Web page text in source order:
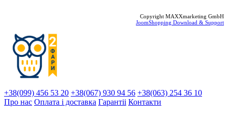
Copyright MAXXmarketing GmbH
JoomShopping Download & Support
+38(099) 456 53 20 +38(067) 930 94 56 +38(063) 254 36 10
Про нас Оплата і доставка Гарантіi Контакти